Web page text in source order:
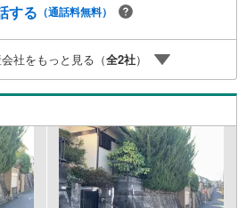
の他、各種ご相談も承っております。○住
からお客様へ経験豊富なスタッフが親身に
った物件をご紹介させて頂きます！ /他社
てご紹介可能ですのでお気軽にお問い合
場もございますので、お車でのお越しも
する （通話料無料）
社をもっと見る（全2社）